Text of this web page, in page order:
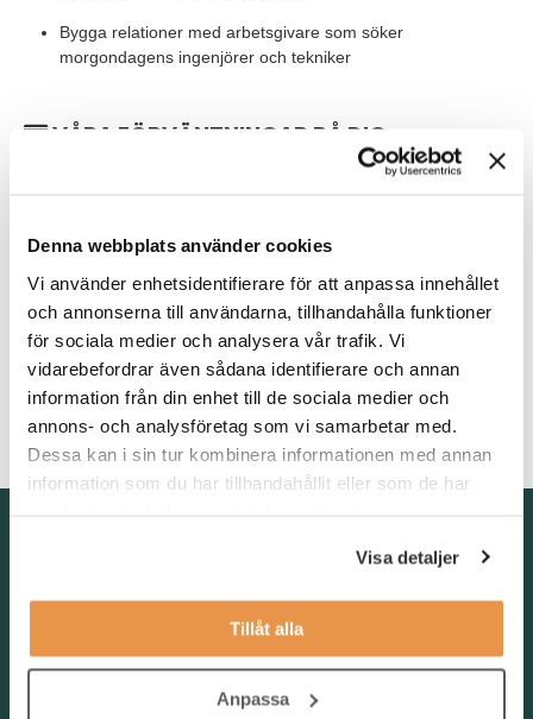
Denna webbplats använder cookies
Vi använder enhetsidentifierare för att anpassa innehållet
och annonserna till användarna, tillhandahålla funktioner
för sociala medier och analysera vår trafik. Vi
vidarebefordrar även sådana identifierare och annan
information från din enhet till de sociala medier och
annons- och analysföretag som vi samarbetar med.
Dessa kan i sin tur kombinera informationen med annan
information som du har tillhandahållit eller som de har
Visa detaljer
Tillåt alla
Anpassa
Bygga relationer med arbetsgivare som söker
morgondagens ingenjörer och tekniker
VÅRA FÖRVÄNTNINGAR PÅ DIG
Eftersom vi vill att du ska lyckas och komma igång snabbt
Befinna dig i gränslandet till, eller vara, en ingenjör som
Gå i gång på att göra bra affärer där dina kunder blir nöjda
och återvänder.
Vilja skapa en riktigt bra kandidatupplevelse och orädd för
transparens mot kandidater vid rekryteringsbeslut.
Boka möte